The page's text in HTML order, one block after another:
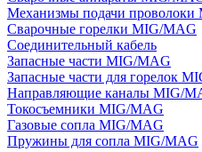
Механизмы подачи проволоки
Сварочные горелки MIG/MAG
Соединительный кабель
Запасные части MIG/MAG
Запасные части для горелок
Направляющие каналы MIG/
Токосъемники MIG/MAG
Газовые сопла MIG/MAG
Пружины для сопла MIG/MAG